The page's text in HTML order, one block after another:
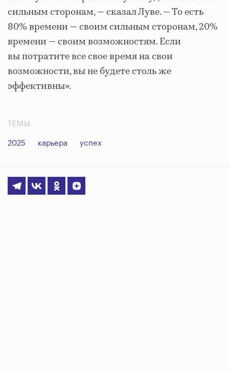
сильным сторонам, — сказал Луве. — То есть
80% времени — своим сильным сторонам, 20%
времени — своим возможностям. Если
вы потратите все свое время на свои
возможности, вы не будете столь же
эффективны».
ТЕМЫ
2025 карьера успех